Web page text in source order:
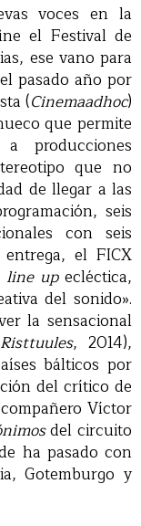
voces en la
el Festival de
ese vano para
pasado año por
(Cinemaadhoc)
que permite
producciones
que no
de llegar a las
seis
con seis
el FICX
line upecléctica,
del sonido».
la sensacional
Risttuules, 2014),
bálticos por
del crítico de
Víctor
del circuito
ha pasado con
Gotemburgo y